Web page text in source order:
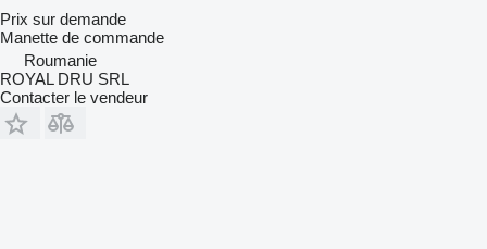
Prix sur demande
Manette de commande
Roumanie
ROYAL DRU SRL
Contacter le vendeur